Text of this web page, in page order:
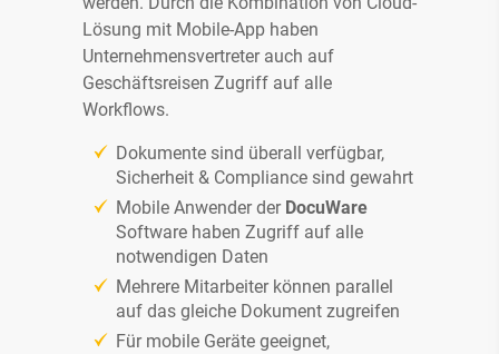
Mithilfe des E-Books bekommen Sie einen
umfassenden Einblick in die
Möglichkeiten der digitalen
Rechnungsverarbeitung.
Lösung mit Mobile-App haben
Unternehmensvertreter auch auf
Geschäftsreisen Zugriff auf alle
Workflows.
Dokumente sind überall verfügbar,
Sicherheit & Compliance sind gewahrt
Mobile Anwender der DocuWare
Software haben Zugriff auf alle
notwendigen Daten
Mehrere Mitarbeiter können parallel
auf das gleiche Dokument zugreifen
Für mobile Geräte geeignet,